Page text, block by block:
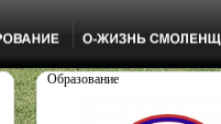
Образование